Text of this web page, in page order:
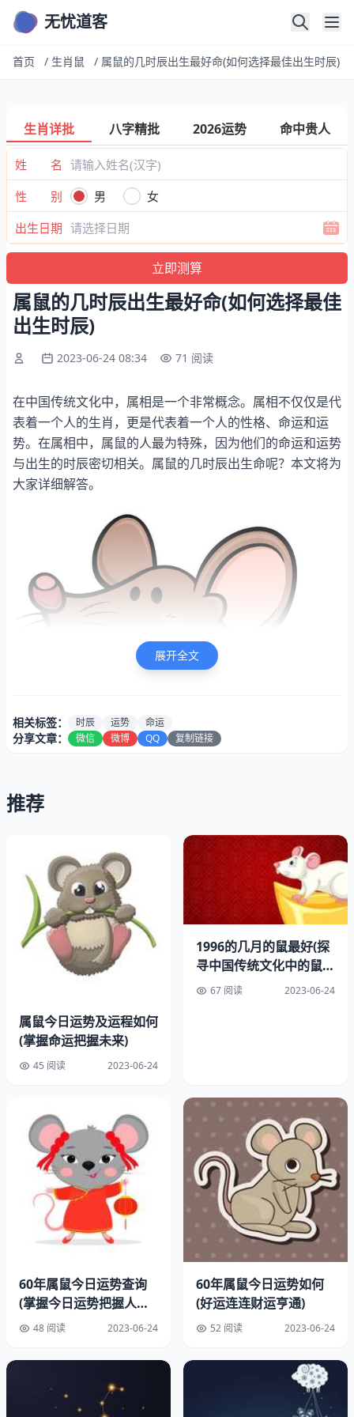
无忧道客
首页 / 生肖鼠 / 属鼠的几时辰出生最好命(如何选择最佳出生时辰)
生肖详批 八字精批 2026运势 命中贵人
姓 名
性 别
男
女
出生日期
属鼠的几时辰出生最好命(如何选择最佳
出生时辰)
2023-06-24 08:34 71 阅读
在中国传统文化中，属相是一个非常概念。属相不仅仅是代
表着一个人的生肖，更是代表着一个人的性格、命运和运
势。在属相中，属鼠的人最为特殊，因为他们的命运和运势
与出生的时辰密切相关。属鼠的几时辰出生命呢？本文将为
大家详细解答。
子时是指晚上11点到凌晨1点之间，这个时辰出生的属鼠人
命运。因为子时是一天中阴气最重的时候，而属鼠的人本身
就具有阴性的特质，所以在这个时辰出生的属鼠人会更容易
受到天地之间的阴气所庇佑，从而拥有更命运和运势。
二、丑时出生的属鼠人
丑时是指凌晨1点到3点之间，这个时辰出生的属鼠人也是
命运不错的。因为丑时是一天中阴气逐渐转为阳气的过渡时
期，而属鼠的人本身也具有阴阳平衡的特质，所以在这个时
辰出生的属鼠人会更容易平衡自己的阴阳属性，从而拥有更
三、寅时出生的属鼠人
寅时是指凌晨3点到5点之间，这个时辰出生的属鼠人也是
命运不错的。因为寅时是一天中阳气逐渐升起的时期，而属
鼠的人本身也具有阳性的特质，所以在这个时辰出生的属鼠
人会更容易受到天地之间的阳气所庇佑，从而拥有更命运和
运势。
辰时是指早上7点到9点之间，这个时辰出生的属鼠人也是
命运不错的。因为辰时是一天中阳气最旺盛的时期，而属鼠
会更容易受到天地之间的阳气所庇佑，从而拥有更命运和运
展开全文
相关标签： 时辰 运势 命运
分享文章： 微信 微博 QQ 复制链接
推荐
属鼠今日运势及运程如何
(掌握命运把握未来)
45 阅读 2023-06-24
1996的几月的鼠最好(探
寻中国传统文化中的鼠年
吉祥物)
67 阅读 2023-06-24
60年属鼠今日运势查询
(掌握今日运势把握人生
机遇)48 阅读 2023-06-24
60年属鼠今日运势如何
(好运连连财运亨通)
52 阅读 2023-06-24